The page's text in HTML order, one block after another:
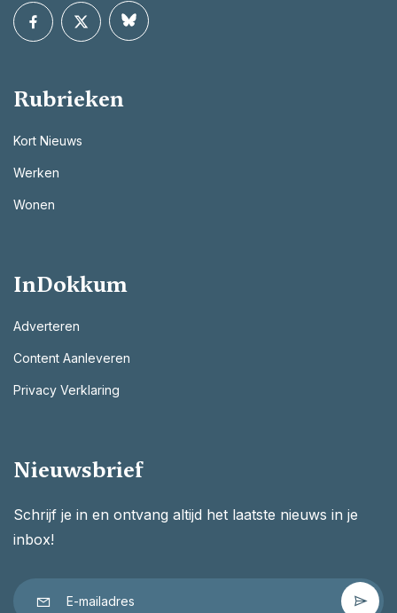
Rubrieken
Kort Nieuws
Werken
Wonen
InDokkum
Adverteren
Content Aanleveren
Privacy Verklaring
Nieuwsbrief
Schrijf je in en ontvang altijd het laatste nieuws in je
inbox!